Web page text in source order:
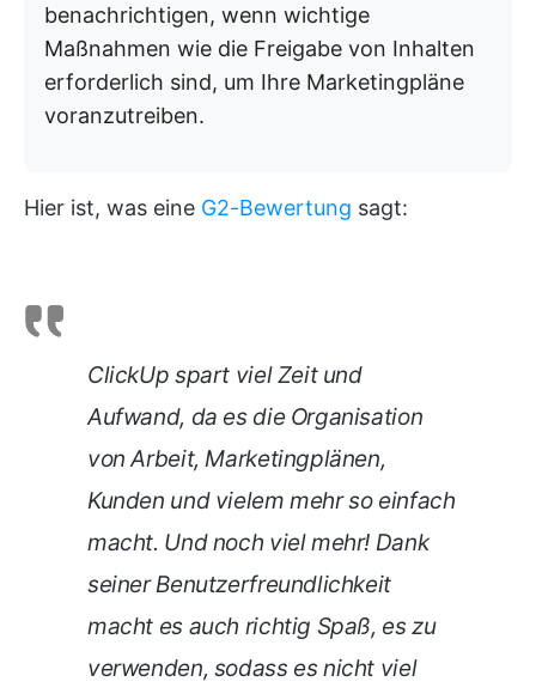
benachrichtigen, wenn wichtige
Maßnahmen wie die Freigabe von Inhalten
erforderlich sind, um Ihre Marketingpläne
voranzutreiben.
Hier ist, was eine G2-Bewertung sagt:
ClickUp spart viel Zeit und
Aufwand, da es die Organisation
von Arbeit, Marketingplänen,
Kunden und vielem mehr so einfach
macht. Und noch viel mehr! Dank
seiner Benutzerfreundlichkeit
macht es auch richtig Spaß, es zu
verwenden, sodass es nicht viel